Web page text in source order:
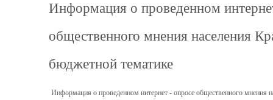
Информация о проведенном
общественного мнения населения
бюджетной тематике
Информация о проведенном интернет - опросе общественного мнения